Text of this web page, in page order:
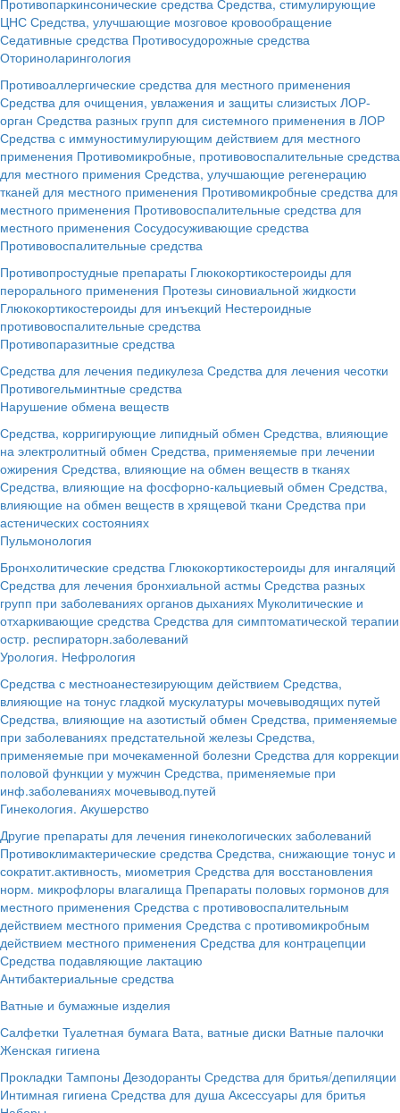
ЦНС Средства, улучшающие мозговое кровообращение
Седативные средства Противосудорожные средства
Оториноларингология
Противоаллергические средства для местного применения
Средства для очищения, увлажения и защиты слизистых ЛОР-
орган Средства разных групп для системного применения в ЛОР
Средства с иммуностимулирующим действием для местного
применения Противомикробные, противовоспалительные средства
для местного примения Средства, улучшающие регенерацию
тканей для местного применения Противомикробные средства для
местного применения Противовоспалительные средства для
местного применения Сосудосуживающие средства
Противовоспалительные средства
Противопростудные препараты Глюкокортикостероиды для
перорального применения Протезы синовиальной жидкости
Глюкокортикостероиды для инъекций Нестероидные
противовоспалительные средства
Противопаразитные средства
Средства для лечения педикулеза Средства для лечения чесотки
Противогельминтные средства
Нарушение обмена веществ
Средства, корригирующие липидный обмен Средства, влияющие
на электролитный обмен Средства, применяемые при лечении
ожирения Средства, влияющие на обмен веществ в тканях
Средства, влияющие на фосфорно-кальциевый обмен Средства,
влияющие на обмен веществ в хрящевой ткани Средства при
астенических состояниях
Пульмонология
Бронхолитические средства Глюкокортикостероиды для ингаляций
Средства для лечения бронхиальной астмы Средства разных
групп при заболеваниях органов дыханиях Муколитические и
отхаркивающие средства Средства для симптоматической терапии
остр. респираторн.заболеваний
Урология. Нефрология
Средства с местноанестезирующим действием Средства,
влияющие на тонус гладкой мускулатуры мочевыводящих путей
Средства, влияющие на азотистый обмен Средства, применяемые
при заболеваниях предстательной железы Средства,
применяемые при мочекаменной болезни Средства для коррекции
половой функции у мужчин Средства, применяемые при
инф.заболеваниях мочевывод.путей
Гинекология. Акушерство
Другие препараты для лечения гинекологических заболеваний
Противоклимактерические средства Средства, снижающие тонус и
сократит.активность, миометрия Средства для восстановления
норм. микрофлоры влагалища Препараты половых гормонов для
местного применения Средства с противовоспалительным
действием местного примения Средства с противомикробным
действием местного применения Средства для контрацепции
Средства подавляющие лактацию
Антибактериальные средства
Ватные и бумажные изделия
Салфетки Туалетная бумага Вата, ватные диски Ватные палочки
Женская гигиена
Прокладки Тампоны Дезодоранты Средства для бритья/депиляции
Интимная гигиена Средства для душа Аксессуары для бритья